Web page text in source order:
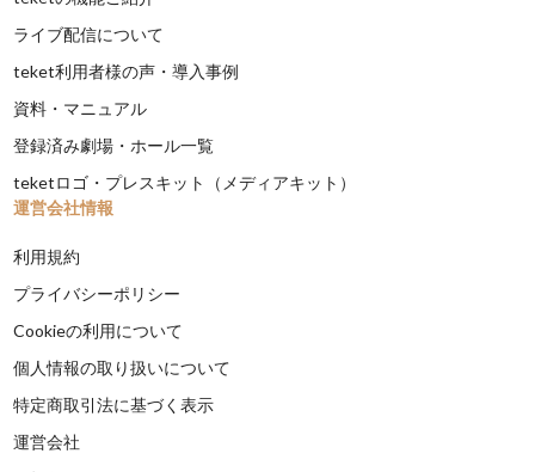
ライブ配信について
teket利用者様の声・導入事例
資料・マニュアル
登録済み劇場・ホール一覧
teketロゴ・プレスキット（メディアキット）
運営会社情報
利用規約
プライバシーポリシー
Cookieの利用について
個人情報の取り扱いについて
特定商取引法に基づく表示
運営会社